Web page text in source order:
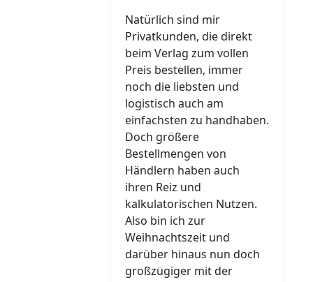
Natürlich sind mir
Privatkunden, die direkt
beim Verlag zum vollen
Preis bestellen, immer
noch die liebsten und
logistisch auch am
einfachsten zu handhaben.
Doch größere
Bestellmengen von
Händlern haben auch
ihren Reiz und
kalkulatorischen Nutzen.
Also bin ich zur
Weihnachtszeit und
darüber hinaus nun doch
großzügiger mit der